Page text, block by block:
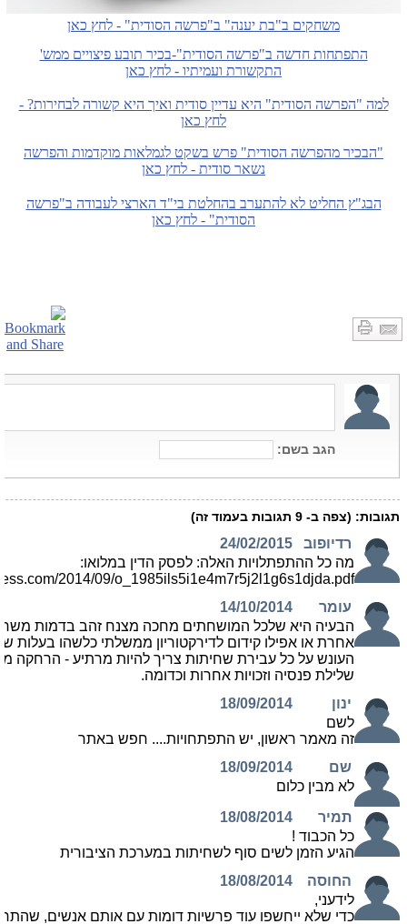
משחקים ב"בת יענה" ב"פרשה הסודית" - לחץ כאן
התפתחות חדשה ב"פרשה הסודית"-בכיר תובע פיצויים ממש'
התקשורת ועמיתיו - לחץ כאן
למה "הפרשה הסודית" היא עדיין סודית ואיך היא קשורה לבחירות? -
לחץ כאן
"הבכיר מהפרשה הסודית" פרש בשקט לגמלאות מוקדמות והפרשה
נשאר סודית - לחץ כאן
הבג"ץ החליט לא להתערב בהחלטת בי"ד הארצי לעבודה ב"פרשה
הסודית" - לחץ כאן